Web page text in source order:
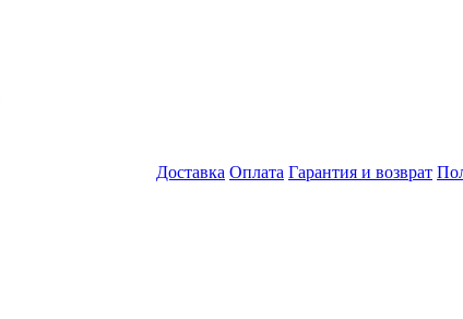
Доставка Оплата Гарантия и возврат